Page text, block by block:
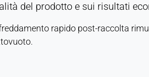
del prodotto e sui risultati
rapido post-raccolta
l'efficacia del marketing e